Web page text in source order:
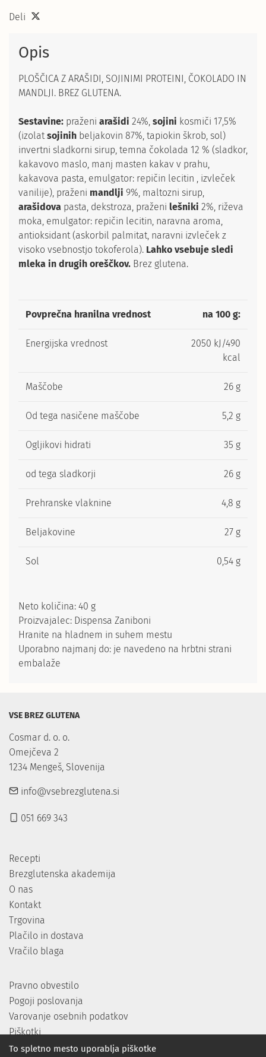
Deli
Opis
PLOŠČICA Z ARAŠIDI, SOJINIMI PROTEINI, ČOKOLADO IN
MANDLJI. BREZ GLUTENA.
Sestavine: praženi arašidi 24%, sojini kosmiči 17,5%
(izolatsojinih beljakovin 87%, tapiokin škrob, sol)
invertni sladkorni sirup, temna čokolada 12 % (sladkor,
kakavovo maslo, manj masten kakav v prahu,
kakavova pasta, emulgator: repičin lecitin , izvleček
vanilije), praženi mandlji 9%, maltozni sirup,
arašidova pasta, dekstroza, praženi lešniki 2%, riževa
moka, emulgator: repičin lecitin, naravna aroma,
antioksidant (askorbil palmitat, naravni izvleček z
visoko vsebnostjo tokoferola). Lahko vsebuje sledi
mleka in drugih oreščkov. Brez glutena.
Povprečna hranilna vrednost na 100 g:
Energijska vrednost
2050 kJ/490
kcal
Maščobe 26 g
Od tega nasičene maščobe 5,2 g
Ogljikovi hidrati 35 g
od tega sladkorji 26 g
Prehranske vlaknine 4,8 g
Beljakovine 27 g
Sol 0,54 g
Neto količina: 40 g
Proizvajalec: Dispensa Zaniboni
Hranite na hladnem in suhem mestu
Uporabno najmanj do: je navedeno na hrbtni strani
embalaže
VSE BREZ GLUTENA
Cosmar d. o. o.
Omejčeva 2
1234 Mengeš, Slovenija
info@vsebrezglutena.si
051 669 343
Recepti
Brezglutenska akademija
O nas
Kontakt
Trgovina
Plačilo in dostava
Vračilo blaga
Pravno obvestilo
Pogoji poslovanja
Varovanje osebnih podatkov
Piškotki
To spletno mesto uporablja piškotke